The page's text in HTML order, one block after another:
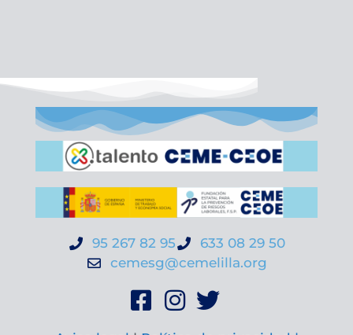
95 267 82 95
633 08 29 50
cemesg@cemelilla.org